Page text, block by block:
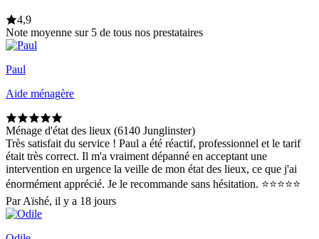
4,9
Note moyenne sur 5 de tous nos prestataires
Paul
Aide ménagère
Ménage d'état des lieux (6140 Junglinster)
Très satisfait du service ! Paul a été réactif, professionnel et le tarif
était très correct. Il m'a vraiment dépanné en acceptant une
intervention en urgence la veille de mon état des lieux, ce que j'ai
énormément apprécié. Je le recommande sans hésitation. ⭐⭐⭐⭐⭐
Par Aïshé, il y a 18 jours